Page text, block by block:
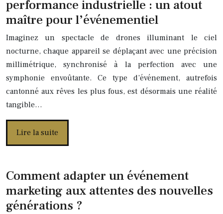
performance industrielle : un atout
maître pour l’événementiel
Imaginez un spectacle de drones illuminant le ciel
nocturne, chaque appareil se déplaçant avec une précision
millimétrique, synchronisé à la perfection avec une
symphonie envoûtante. Ce type d’événement, autrefois
cantonné aux rêves les plus fous, est désormais une réalité
tangible…
Lire la suite
Comment adapter un événement
marketing aux attentes des nouvelles
générations ?